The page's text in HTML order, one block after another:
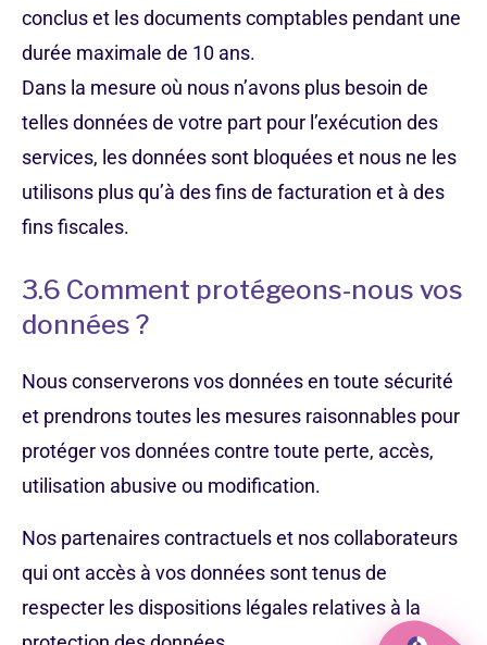
conclus et les documents comptables pendant une
durée maximale de 10 ans.
Dans la mesure où nous n’avons plus besoin de
telles données de votre part pour l’exécution des
services, les données sont bloquées et nous ne les
utilisons plus qu’à des fins de facturation et à des
fins fiscales.
3.6 Comment protégeons-nous vos
données ?
Nous conserverons vos données en toute sécurité
et prendrons toutes les mesures raisonnables pour
protéger vos données contre toute perte, accès,
utilisation abusive ou modification.
Nos partenaires contractuels et nos collaborateurs
qui ont accès à vos données sont tenus de
respecter les dispositions légales relatives à la